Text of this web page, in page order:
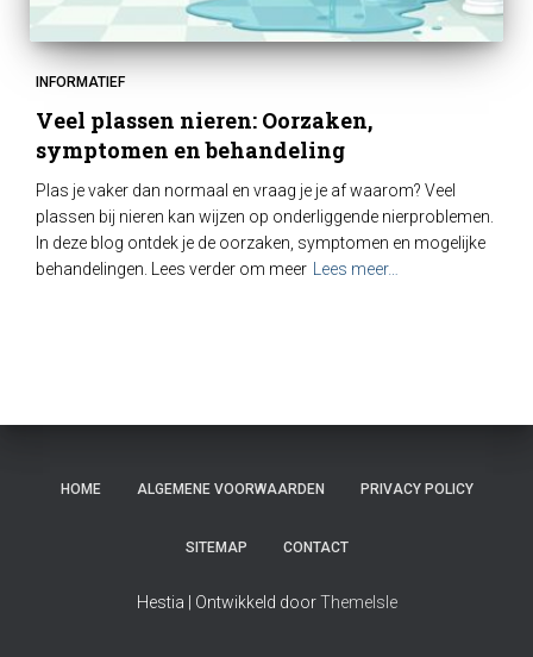
INFORMATIEF
Veel plassen nieren: Oorzaken,
symptomen en behandeling
Plas je vaker dan normaal en vraag je je af waarom? Veel
plassen bij nieren kan wijzen op onderliggende nierproblemen.
In deze blog ontdek je de oorzaken, symptomen en mogelijke
behandelingen. Lees verder om meer
Lees meer…
HOME ALGEMENE VOORWAARDEN PRIVACY POLICY
SITEMAP CONTACT
Hestia | Ontwikkeld doorThemeIsle